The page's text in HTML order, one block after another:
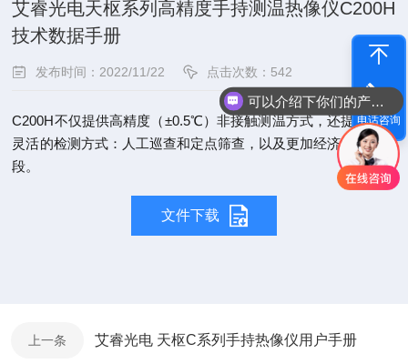
艾睿光电天枢系列高精度手持测温热像仪C200H
技术数据手册
发布时间：2022/11/22 点击次数：542
C200H不仅提供高精度（±0.5℃）非接触测温方式，还提供更加
灵活的检测方式：人工巡查和定点筛查，以及更加经济的布控手
段。
文件下载
上一条 艾睿光电 天枢C系列手持热像仪用户手册
电话咨询
可以介绍下你们的产品么